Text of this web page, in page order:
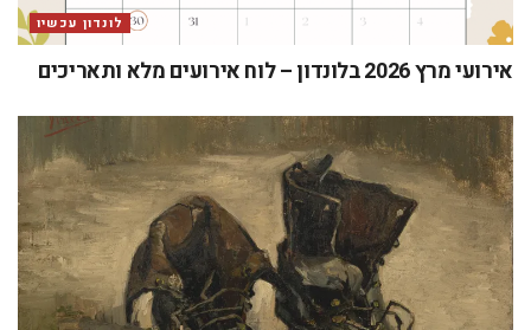
לונדון עכשיו
אירועי מרץ 2026 בלונדון – לוח אירועים מלא ותאריכים